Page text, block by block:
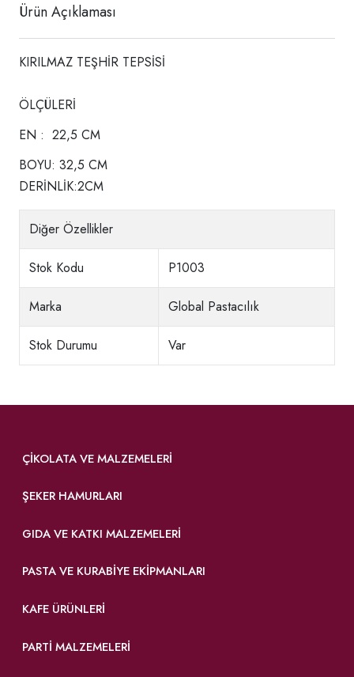
Ürün Açıklaması
KIRILMAZ TEŞHİR TEPSİSİ
ÖLÇÜLERİ
EN : 22,5 CM
BOYU: 32,5 CM
DERİNLİK:2CM
Diğer Özellikler
Stok Kodu P1003
Marka Global Pastacılık
Stok Durumu Var
ÇIKOLATA VE MALZEMELERI
ŞEKER HAMURLARI
GIDA VE KATKI MALZEMELERI
PASTA VE KURABIYE EKIPMANLARI
KAFE ÜRÜNLERI
PARTI MALZEMELERI